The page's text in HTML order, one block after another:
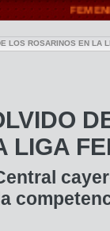
LOS ROSARINOS EN LA
LIGA